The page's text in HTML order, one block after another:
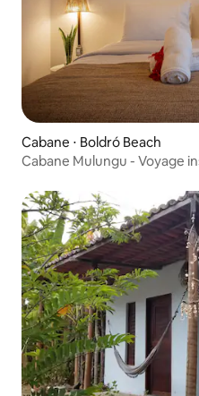
Cabane ⋅ Boldró Beach
Cabane Mulungu - Voyage